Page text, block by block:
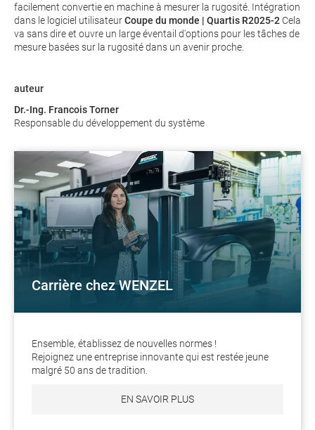
facilement convertie en machine à mesurer la rugosité. Intégration
dans le logiciel utilisateurCoupe du monde | Quartis R2025-2 Cela
va sans dire et ouvre un large éventail d'options pour les tâches de
mesure basées sur la rugosité dans un avenir proche.
auteur
Dr.-Ing. Francois Torner
Responsable du développement du système
Carrière chez WENZEL
Ensemble, établissez de nouvelles normes !
Rejoignez une entreprise innovante qui est restée jeune
malgré 50 ans de tradition.
EN SAVOIR PLUS